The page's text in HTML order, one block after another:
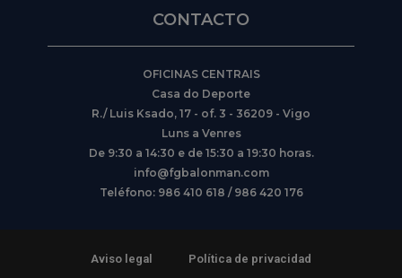
CONTACTO
OFICINAS CENTRAIS
Casa do Deporte
R./ Luis Ksado, 17 - of. 3 - 36209 - Vigo
Luns a Venres
De 9:30 a 14:30 e de 15:30 a 19:30 horas.
info@fgbalonman.com
Teléfono: 986 410 618 / 986 420 176
Aviso legal Política de privacidad